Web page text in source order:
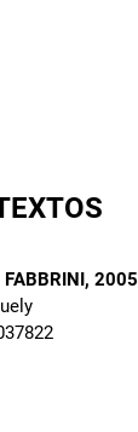
FABBRINI, 2005